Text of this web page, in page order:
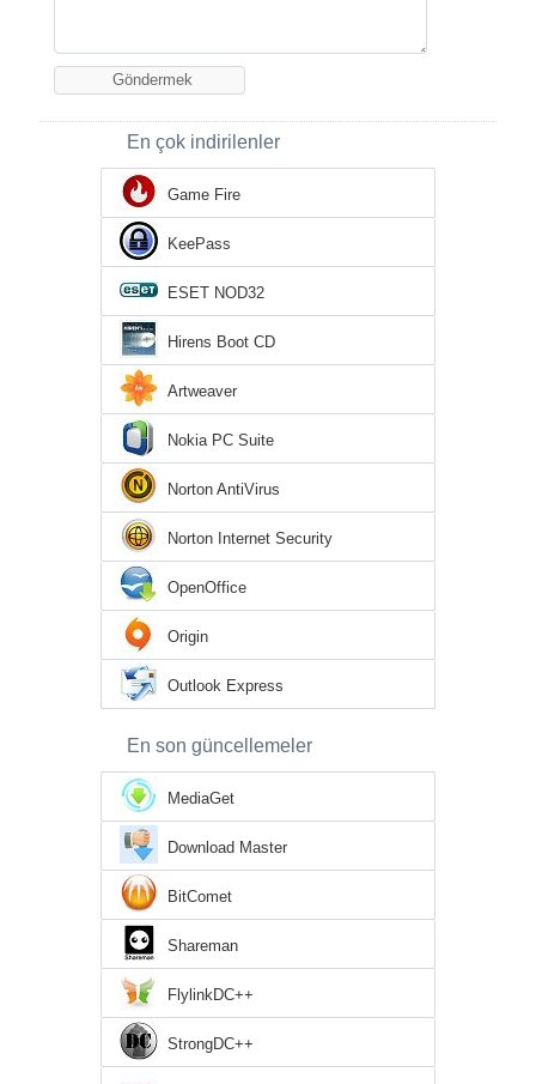
En çok indirilenler
Game Fire
KeePass
ESET NOD32
Hirens Boot CD
Artweaver
Nokia PC Suite
Norton AntiVirus
Norton Internet Security
OpenOffice
Origin
Outlook Express
En son güncellemeler
MediaGet
Download Master
BitComet
Shareman
FlylinkDC++
StrongDC++